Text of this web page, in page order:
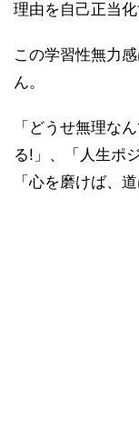
理由を自己正当
この学習性無力
ん。
「どうせ無理な
る!」、「人生ポ
「心を磨けば、